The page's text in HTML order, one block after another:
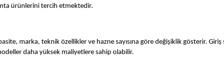
ürünlerini tercih etmektedir.
marka, teknik özellikler ve hazne sayısına göre değişiklik gösterir.
daha yüksek maliyetlere sahip olabilir.